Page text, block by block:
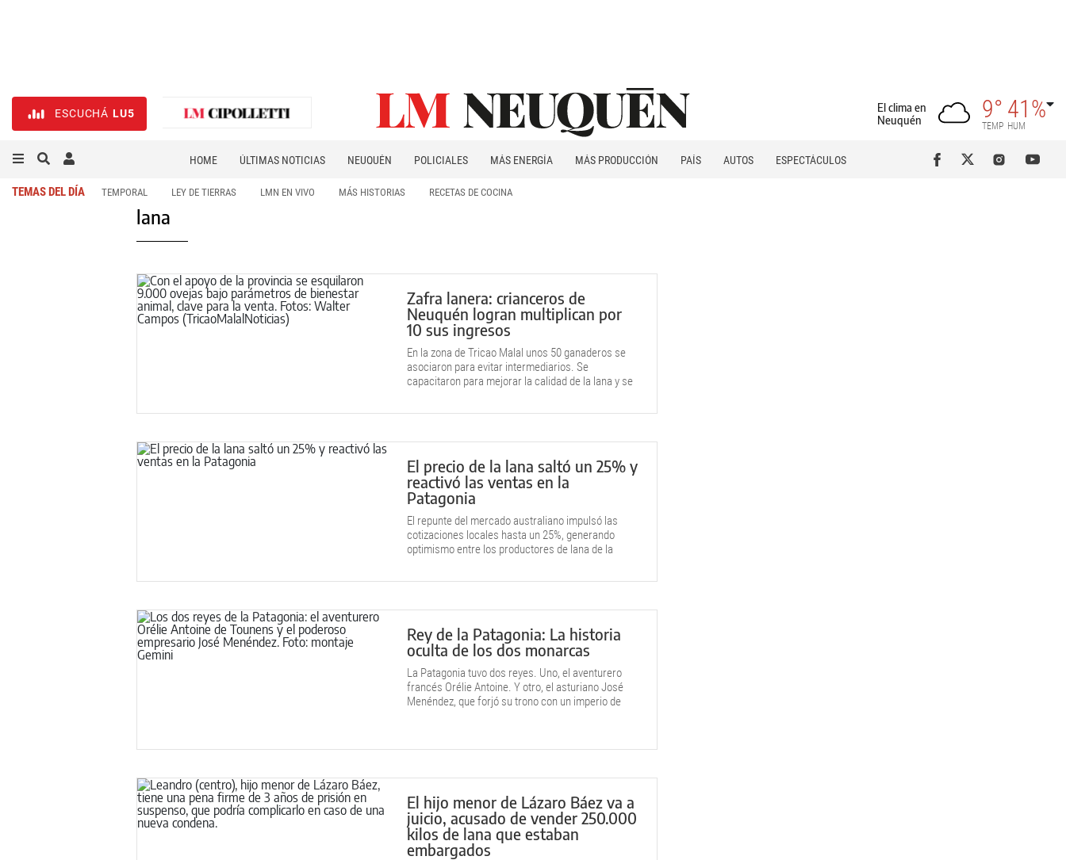
ESCUCHÁ LU5
El clima en
Neuquén
9°
TEMP
41%
HUM
HOME ÚLTIMAS NOTICIAS NEUQUÉN POLICIALES MÁS ENERGÍA MÁS PRODUCCIÓN PAÍS AUTOS
ESPECTÁCULOS
TEMAS DEL DÍA TEMPORAL LEY DE TIERRAS LMN EN VIVO MÁS HISTORIAS RECETAS DE COCINA
lana
Zafra lanera: crianceros de
Neuquén logran multiplican por
10 sus ingresos
En la zona de Tricao Malal unos 50 ganaderos se
asociaron para evitar intermediarios. Se
capacitaron para mejorar la calidad de la lana y se
El precio de la lana saltó un 25% y
reactivó las ventas en la
Patagonia
El repunte del mercado australiano impulsó las
cotizaciones locales hasta un 25%, generando
optimismo entre los productores de lana de la
Rey de la Patagonia: La historia
oculta de los dos monarcas
La Patagonia tuvo dos reyes. Uno, el aventurero
francés Orélie Antoine. Y otro, el asturiano José
Menéndez, que forjó su trono con un imperio de
El hijo menor de Lázaro Báez va a
juicio, acusado de vender 250.000
kilos de lana que estaban
embargados